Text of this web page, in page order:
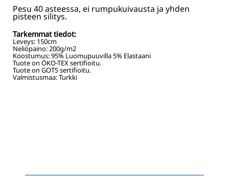
Pesu 40 asteessa, ei rumpukuivausta ja yhden
pisteen silitys.
Tarkemmat tiedot:
Leveys: 150cm
Neliöpaino:200g/m2
Koostumus:95% Luomupuuvilla 5% Elastaani
Tuote on ÖKO-TEX sertifioitu.
Tuote on GOTS sertifioitu.
Valmistusmaa: Turkki